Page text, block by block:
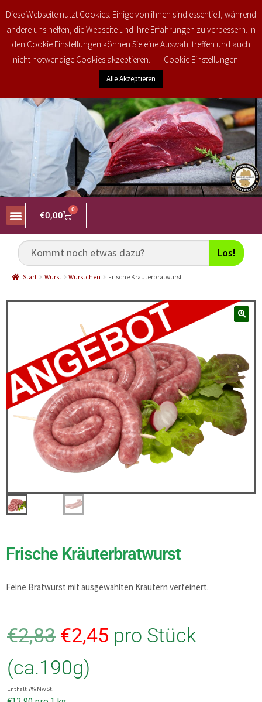
34516 und 35104 ab 25€ brutto Bestellwert! Weitere Informationen finden Sie
unterVersand & Lieferung
€0,00
0
Los!
Start Wurst Würstchen Frische Kräuterbratwurst
Frische Kräuterbratwurst
Feine Bratwurst mit ausgewählten Kräutern verfeinert.
€2,83 €2,45 pro Stück
(ca.190g)
Enthält 7% MwSt.
Diese Webseite nutzt Cookies. Einige von ihnen sind essentiell, während
andere uns helfen, die Webseite und Ihre Erfahrungen zu verbessern. In
den Cookie Einstellungen können Sie eine Auswahl treffen und auch
nicht notwendige Cookies akzeptieren.
Cookie Einstellungen
Alle Akzeptieren